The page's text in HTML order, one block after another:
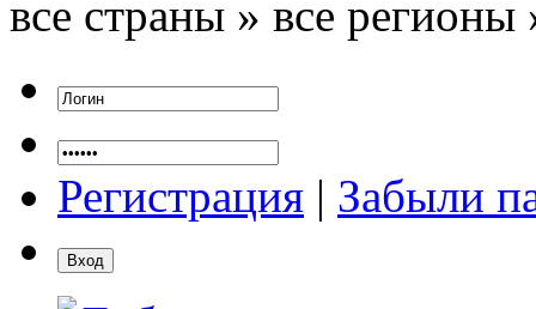
все страны » все регионы
Регистрация | Забыли